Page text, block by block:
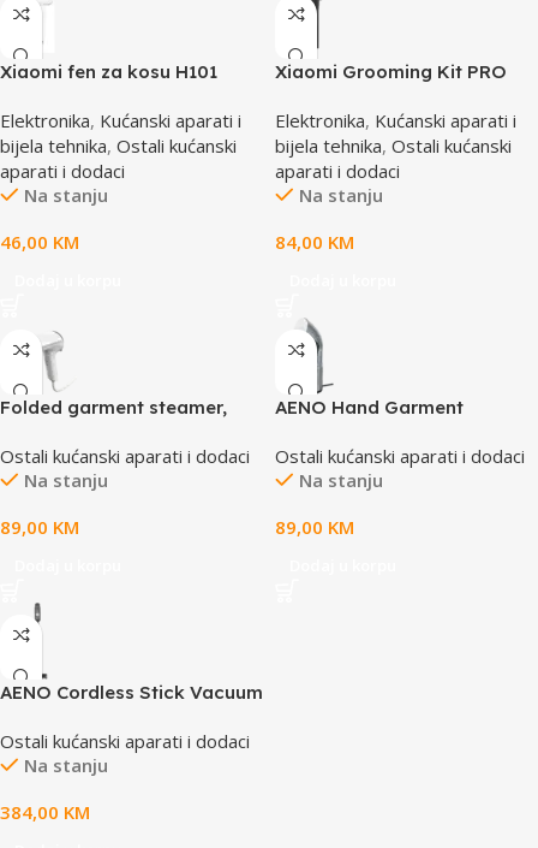
Xiaomi fen za kosu H101
Elektronika, Kućanski aparati i
bijela tehnika, Ostali kućanski
aparati i dodaci
Na stanju
46,00 KM
Xiaomi Grooming Kit PRO
brade/kose BHR6396EU
Elektronika, Kućanski aparati i
bijela tehnika, Ostali kućanski
aparati i dodaci
Na stanju
84,00 KM
Folded garment steamer,
per GB, 8units per carton
box
Ostali kućanski aparati i dodaci
Na stanju
89,00 KM
AENO Hand Garment
Ostali kućanski aparati i dodaci
Na stanju
89,00 KM
AENO Cordless Stick Vacuum
2500mAh, foldable tube,
turbo main and mite brush,
Ostali kućanski aparati i dodaci
Na stanju
384,00 KM